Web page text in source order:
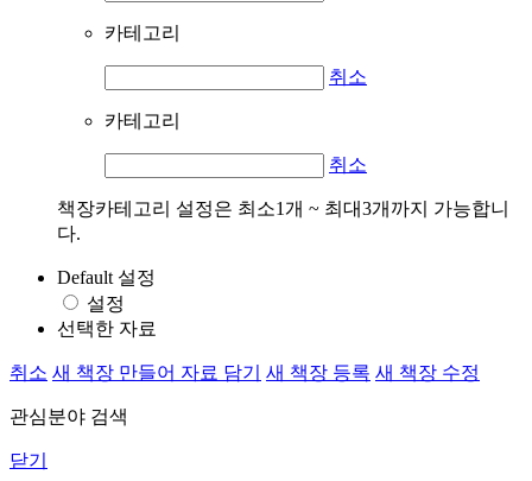
카테고리
취소
카테고리
취소
책장카테고리 설정은 최소1개 ~ 최대3개까지 가능합니
다.
Default 설정
설정
선택한 자료
취소 새 책장 만들어 자료 담기 새 책장 등록 새 책장 수정
관심분야 검색
닫기